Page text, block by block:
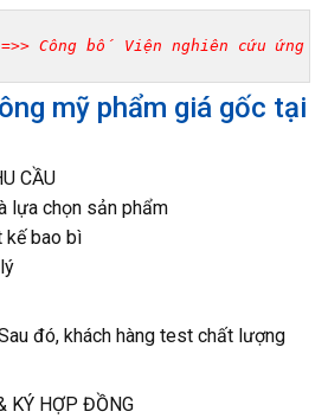
Công bố Viện nghiên cứu ứng
mỹ phẩm giá gốc tại
CẦU
lựa chọn sản phẩm
kế bao bì
đó, khách hàng test chất lượng
KÝ HỢP ĐỒNG